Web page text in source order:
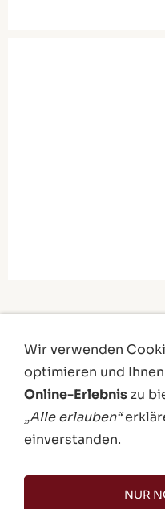
Wir verwenden
optimieren und
Online-Erlebnis zu
„Alle erlauben“
einverstanden.
NUR